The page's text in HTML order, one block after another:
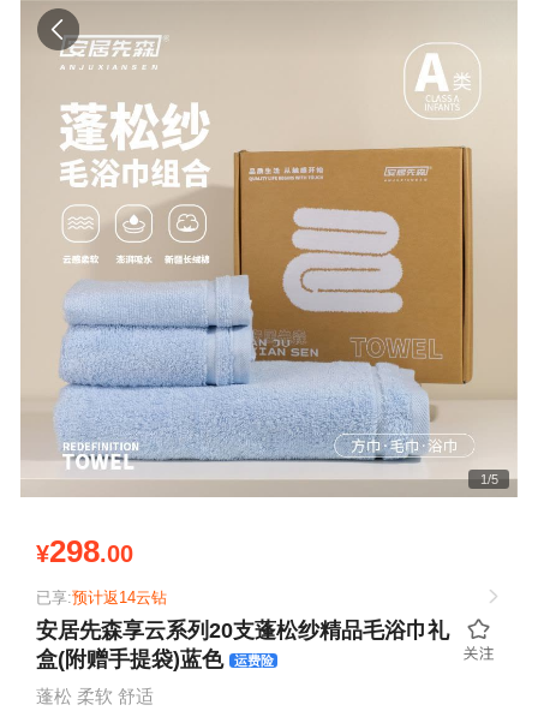
1/5
¥298.00
已享:预计返14云钻
安居先森享云系列20支蓬松纱精品毛浴巾礼
盒(附赠手提袋)蓝色 运费险
蓬松 柔软 舒适